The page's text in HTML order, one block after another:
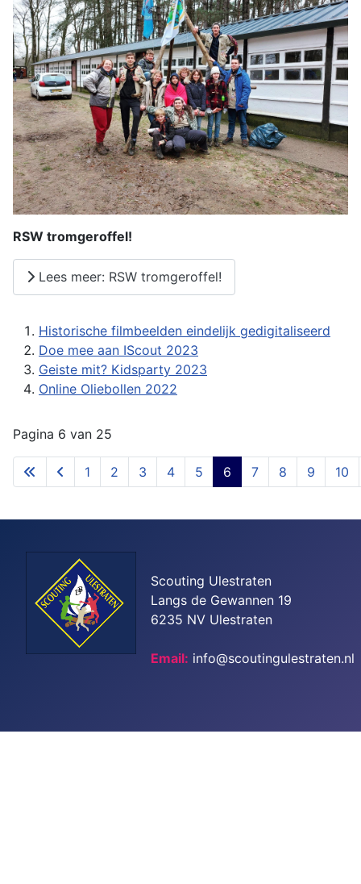
RSW tromgeroffel!
Lees meer: RSW tromgeroffel!
Historische filmbeelden eindelijk gedigitaliseerd
Doe mee aan IScout 2023
Geiste mit? Kidsparty 2023
Online Oliebollen 2022
Pagina 6 van 25
1 2 3 4 5 6 7 8 9 10
Scouting Ulestraten
Langs de Gewannen 19
6235 NV Ulestraten
Email: info@scoutingulestraten.nl